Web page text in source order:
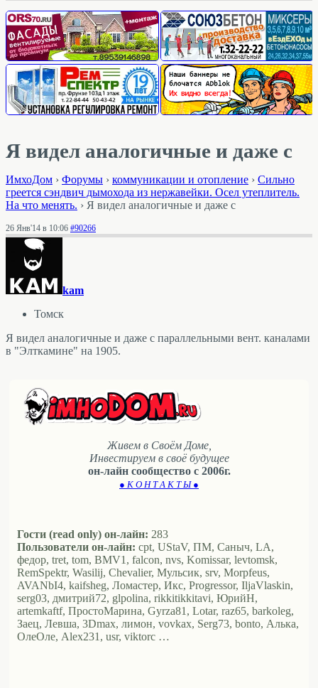
Я видел аналогичные и даже с
ИмхоДом › Форумы › коммуникации и отопление › Сильно
греется сэндвич дымохода из нержавейки. Осел утеплитель.
На что менять. › Я видел аналогичные и даже с
26 Янв'14 в 10:06 #90266
kam
Томск
Я видел аналогичные и даже с параллельными вент. каналами
в "Элткамине" на 1905.
Живем в Своём Доме,
Инвестируем в своё будущее
он-лайн сообщество с 2006г.
● К О Н Т А К Т Ы ●
Гости (read only) он-лайн: 283
Пользователи он-лайн: cpt, UStaV, ПМ, Саныч, LA,
федор, tret, tom, BMV1, falcon, nvs, Komissar, levtomsk,
RemSpektr, Wasilij, Chevalier, Мульсик, srv, Morpfeus,
AVANbI4, kaifsheg, Ломастер, Икс, Progressor, IljaVlaskin,
serg03, дмитрий72, glpolina, rikkitikkitavi, ЮрийН,
artemkaftf, ПростоМарина, Gyrza81, Lotar, raz65, barkoleg,
Заец, Левша, 3Dmax, лимон, vovkax, Serg73, bonto, Алька,
ОлеОле, Alex231, usr, viktorc …